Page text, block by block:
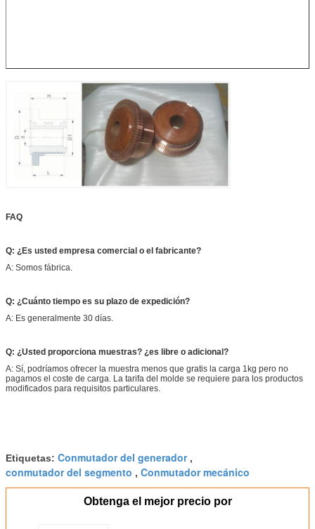
FAQ
Q: ¿Es usted empresa comercial o el fabricante?
A: Somos fábrica.
Q: ¿Cuánto tiempo es su plazo de expedición?
A: Es generalmente 30 días.
Q: ¿Usted proporciona muestras? ¿es libre o adicional?
A: Sí, podríamos ofrecer la muestra menos que gratis la carga 1kg pero no
pagamos el coste de carga. La tarifa del molde se requiere para los productos
modificados para requisitos particulares.
Etiquetas: Conmutador del generador,
conmutador del segmento , Conmutador mecánico
Obtenga el mejor precio por